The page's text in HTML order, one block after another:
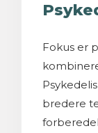
Fokus er
bredere